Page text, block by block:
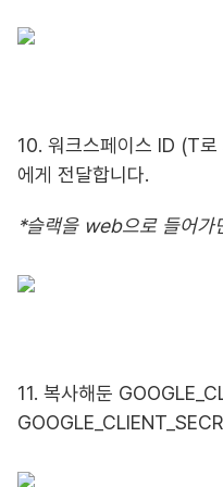
10. 워크스페이스 ID (T
에게 전달합니다.
*슬랙을 web으로 들어가
11. 복사해둔